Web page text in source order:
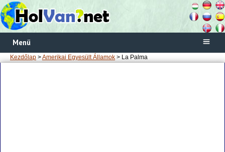
Menü
Kezdőlap >Amerikai Egyesült Államok > La Palma